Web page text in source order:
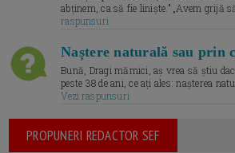
abținem, ca să fie liniște.” „Avem grijă
raspunsuri
Naștere naturală sau prin
Bună, Dragi mămici, aș vrea să știu
peste 38 de ani, ce ați ales: nașterea
Vezi raspunsuri
PROPUNERI REDACTOR SEF